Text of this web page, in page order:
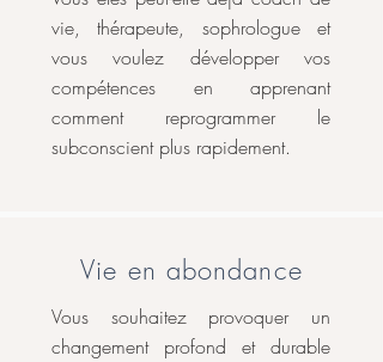
vie, thérapeute, sophrologue et
vous voulez développer vos
compétences en apprenant
comment reprogrammer le
subconscient plus rapidement.
Vie en abondance
Vous souhaitez provoquer un
changement profond et durable